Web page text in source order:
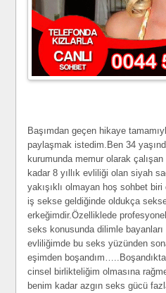
Başımdan geçen hikaye
paylaşmak istedim.Ben 34
kurumunda memur olarak çalışan
kadar 8 yıllık evliliği olan siyah
yakışıklı olmayan hoş sohbet
iş sekse geldiğinde oldukça
erkeğimdir.Özelliklede
seks konusunda dilimle
evliliğimde bu seks yüzünden
eşimden
cinsel birlikteliğim olmasına
benim kadar azgın seks gücü